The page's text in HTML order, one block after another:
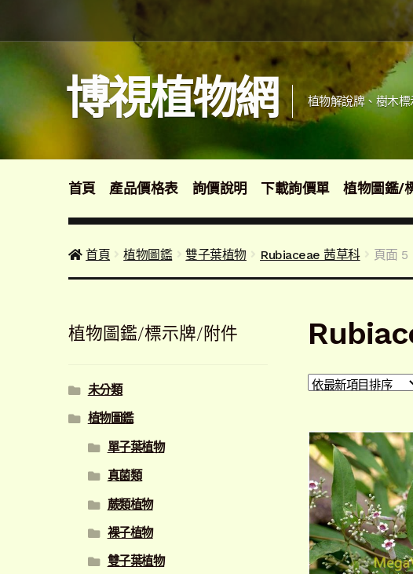
覽
列
要
內
容
博視植物網 植物解說牌、樹木
首頁 產品價格表 詢價說明 下載詢價單 植物圖鑑/
首頁 植物圖鑑 雙子葉植物 Rubiaceae 茜草科 頁面 5
植物圖鑑/標示牌/附件
未分類
植物圖鑑
單子葉植物
真菌類
蕨類植物
裸子植物
雙子葉植物